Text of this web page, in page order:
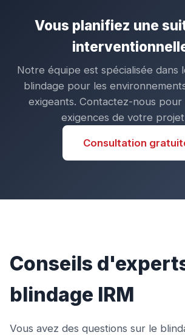
Vous planifiez une
Notre équipe est spécialisée dans
blindage pour les
exigeants. Contactez-nous pour
exigences de votre projet
Consultation
Conseils
blindage IRM
Vous avez des questions sur le